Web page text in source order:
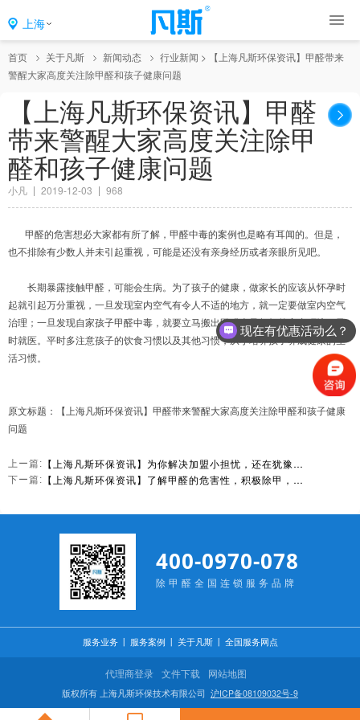
上海
首页 关于凡斯 新闻动态 行业新闻 >
【上海凡斯环保资讯】甲醛带来
警醒大家高度关注除甲醛和孩子健康问题
【上海凡斯环保资讯】甲醛
带来警醒大家高度关注除甲
醛和孩子健康问题
小凡 2019-12-03 968
甲醛的危害想必大家都有所了解，甲醛中毒的案例也是略有耳闻的。但是，
也不排除有少数人并未引起重视，可能是还没有亲身经历或者亲眼所见吧。
长期暴露接触甲醛，可能会生病。为了孩子的健康，做家长的应该从怀孕时
起就引起万分重视，一旦发现室内空气有令人不适的地方，就一定要做室内空气
治理；一旦发现自家孩子甲醛中毒，就要立马搬出甲醛含量超标的室内环境，及
时就医。平时多注意孩子的饮食习惯以及其他习惯，从小培养孩子养成健康的生
活习惯。
原文标题：【上海凡斯环保资讯】甲醛带来警醒大家高度关注除甲醛和孩子健康
问题
上ー篇: 【上海凡斯环保资讯】为你解决加盟小担忧，还在犹豫什么，快快加盟吧
下ー篇: 【上海凡斯环保资讯】了解甲醛的危害性，积极除甲，健康生活
400-0970-078
除甲醛全国连锁服务品牌
服务业务 丨 服务案例 丨 关于凡斯 丨 全国服务网点
代理商登录 文件下载 网站地图
版权所有 上海凡斯环保技术有限公司 沪ICP备08109032号-9
现在有优惠活动么？